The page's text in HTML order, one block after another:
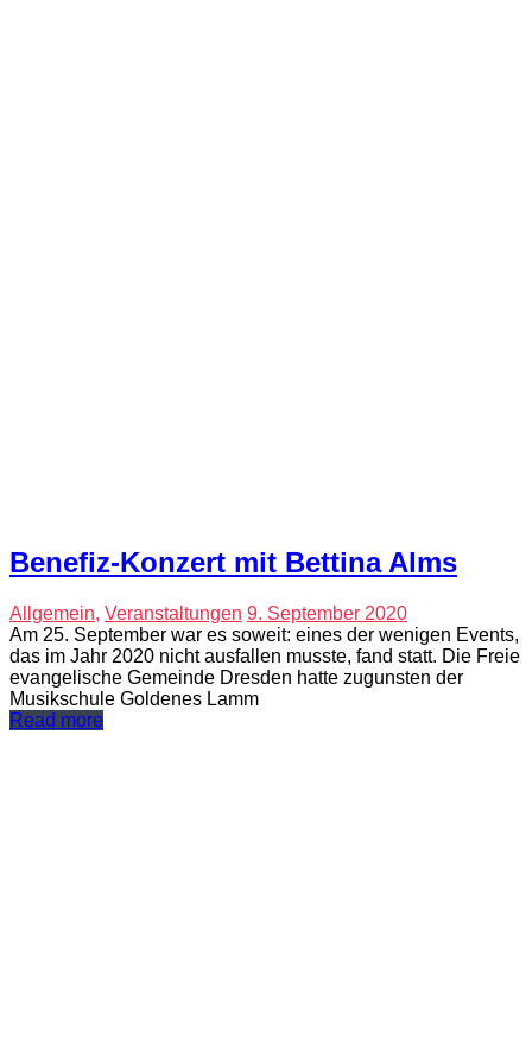
Benefiz-Konzert mit Bettina Alms
Allgemein, Veranstaltungen 9. September 2020
Am 25. September war es soweit: eines der wenigen Events,
das im Jahr 2020 nicht ausfallen musste, fand statt. Die Freie
evangelische Gemeinde Dresden hatte zugunsten der
Musikschule Goldenes Lamm
Read more